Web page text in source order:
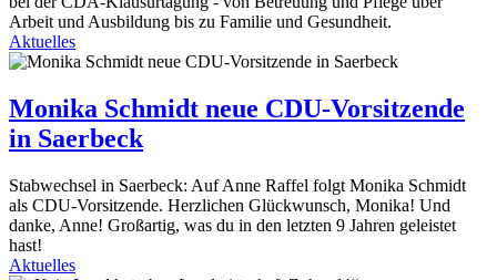
Arbeit und Ausbildung bis zu Familie und Gesundheit.
Aktuelles
Monika Schmidt neue CDU-Vorsitzende
in Saerbeck
Stabwechsel in Saerbeck: Auf Anne Raffel folgt Monika Schmidt
als CDU-Vorsitzende. Herzlichen Glückwunsch, Monika! Und
danke, Anne! Großartig, was du in den letzten 9 Jahren geleistet
hast!
Aktuelles